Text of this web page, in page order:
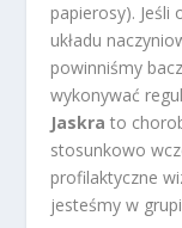
papierosy).
układu
powinniśmy
wykonywać
Jaskra to
stosunkowo
profilaktyczne
jesteśmy w